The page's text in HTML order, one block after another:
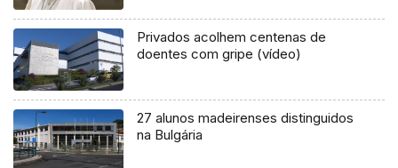
Privados acolhem centenas de
doentes com gripe (vídeo)
27 alunos madeirenses distinguidos
na Bulgária